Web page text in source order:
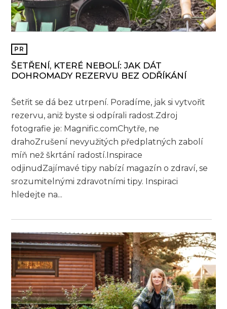
PR
ŠETŘENÍ, KTERÉ NEBOLÍ: JAK DÁT
DOHROMADY REZERVU BEZ ODŘÍKÁNÍ
Šetřit se dá bez utrpení. Poradíme, jak si vytvořit
rezervu, aniž byste si odpírali radost.Zdroj
fotografie je: Magnific.comChytře, ne
drahoZrušení nevyužitých předplatných zabolí
míň než škrtání radostí.Inspirace
odjinudZajímavé tipy nabízí magazín o zdraví, se
srozumitelnými zdravotními tipy. Inspiraci
hledejte na...